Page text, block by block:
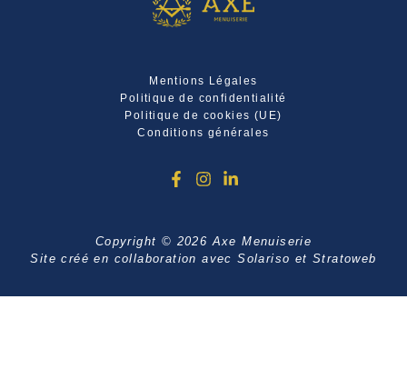
Mentions Légales
Politique de confidentialité
Politique de cookies (UE)
Conditions générales
Copyright © 2026 Axe Menuiserie
Site créé en collaboration avecSolariso et Stratoweb